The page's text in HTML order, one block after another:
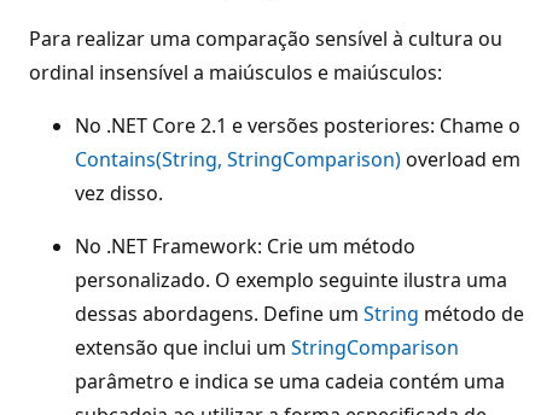
Para realizar uma comparação sensível à cultura ou
ordinal insensível a maiúsculos e maiúsculos:
No .NET Core 2.1 e versões posteriores: Chame o
Contains(String, StringComparison)overload em
vez disso.
No .NET Framework: Crie um método
personalizado. O exemplo seguinte ilustra uma
dessas abordagens. Define um String método de
extensão que inclui um StringComparison
parâmetro e indica se uma cadeia contém uma